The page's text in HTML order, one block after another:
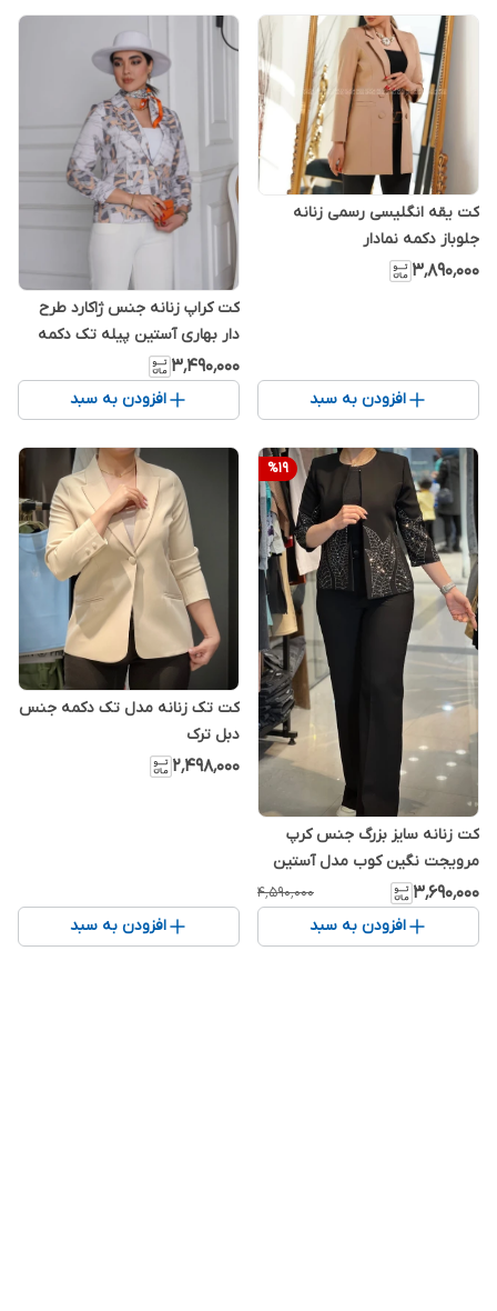
کت یقه انگلیسی رسمی زنانه
جلوباز دکمه نمادار
۳٬۸۹۰٬۰۰۰
افزودن به سبد
کت کراپ زنانه جنس ژاکارد طرح
دار بهاری آستین پیله تک دکمه
۳٬۴۹۰٬۰۰۰
افزودن به سبد
%19
کت زنانه سایز بزرگ جنس کرپ
مرویجت نگین کوب مدل آستین
سه ربع(سایز 44 الی 52)
۳٬۶۹۰٬۰۰۰ ۴٬۵۹۰٬۰۰۰
افزودن به سبد
کت تک زنانه مدل تک دکمه جنس
دبل ترک
۲٬۴۹۸٬۰۰۰
افزودن به سبد